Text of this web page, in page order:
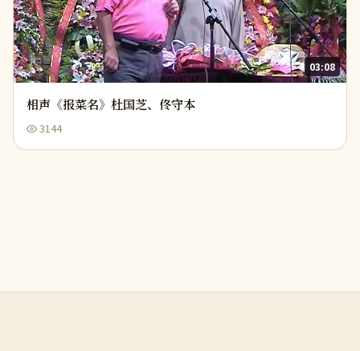
03:08
相声《报菜名》杜国芝、佟守本
3144